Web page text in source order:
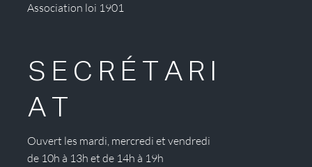
Association loi 1901
SECRÉTARI
AT
Ouvert les mardi, mercredi et vendredi
de 10h à 13h et de 14h à 19h